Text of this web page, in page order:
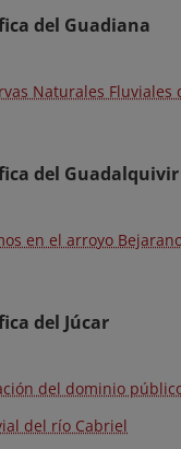
del Guadiana
Naturales Fluviales
del Guadalquivir
en el arroyo
del Júcar
del dominio
del río Cabriel